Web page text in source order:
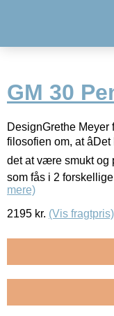
GM 30
DesignGrethe Meyer
filosofien om, at
det at være smukt og
som fås i 2
mere)
2195 kr. (Vis fragtpris)